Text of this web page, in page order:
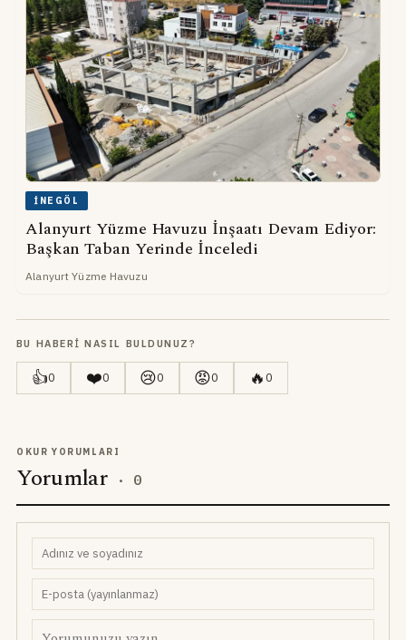
İNEGÖL
Alanyurt Yüzme Havuzu İnşaatı Devam Ediyor:
Başkan Taban Yerinde İnceledi
Alanyurt Yüzme Havuzu
BU HABERI NASIL BULDUNUZ?
👍0 ❤️0 😢0 😡0 🔥0
OKUR YORUMLARI
Yorumlar · 0